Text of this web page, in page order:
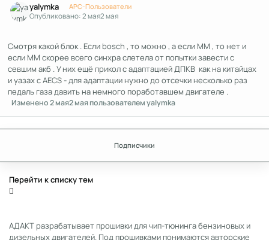
yalymka APC-Пользователи
Опубликовано:2 мая2 мая
Смотря какой блок . Если bosch , то можно , а если MM , то нет и
если ММ скорее всего синхра слетела от попытки завести с
севшим акб . У них ещё прикол с адаптацией ДПКВ как на китайцах
и уазах с АЕCS - для адаптации нужно до отсечки несколько раз
педаль газа давить на немного поработавшем двигателе .
Изменено2 мая2 маяпользователем yalymka
Подписчики
Перейти к списку тем
АДАКТ разрабатывает прошивки для чип-тюнинга бензиновых и
дизельных двигателей. Под прошивками понимаются авторские